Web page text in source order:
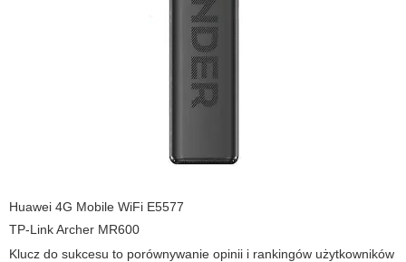
Huawei 4G Mobile WiFi E5577
TP-Link Archer MR600
Klucz do sukcesu to porównywanie opinii i rankingów użytkowników